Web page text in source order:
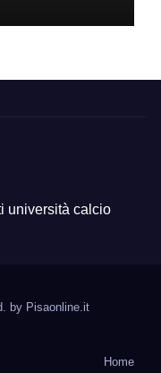
università calcio
by Pisaonline.it
Home